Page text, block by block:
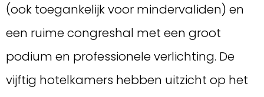
(ook toegankelijk voor mindervaliden) en
een ruime congreshal met een groot
podium en professionele verlichting. De
vijftig hotelkamers hebben uitzicht op het